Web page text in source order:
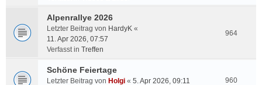
Alpenrallye 2026
Letzter Beitrag von HardyK «
11. Apr 2026, 07:57
Verfasst in Treffen
964
Schöne Feiertage
Letzter Beitrag von Holgi « 5. Apr 2026, 09:11
960